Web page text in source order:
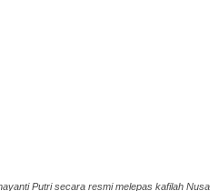
Putri secara resmi melepas kafilah Nusa